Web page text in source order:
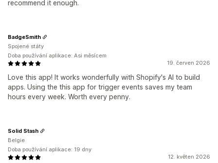
recommend it enough.
19. červen 2026
Love this app! It works wonderfully with Shopify's AI to build
apps. Using the this app for trigger events saves my team
hours every week. Worth every penny.
BadgeSmith
Spojené státy
Doba používání aplikace: Asi měsícem
12. květen 2026
Solid Stash
Belgie
Doba používání aplikace: 19 dny